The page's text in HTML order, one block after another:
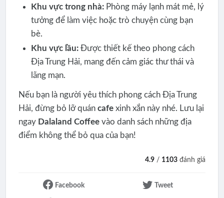
Khu vực trong nhà:Phòng máy lạnh mát mẻ, lý
tưởng để làm việc hoặc trò chuyện cùng bạn
bè.
Khu vực lầu:Được thiết kế theo phong cách
Địa Trung Hải, mang đến cảm giác thư thái và
lãng mạn.
Nếu bạn là người yêu thích phong cách Địa Trung
Hải, đừng bỏ lỡ quán cafexinh xắn này nhé. Lưu lại
ngay Dalaland Coffeevào danh sách những địa
điểm không thể bỏ qua của bạn!
4.9 / 1103 đánh giá
Facebook Tweet